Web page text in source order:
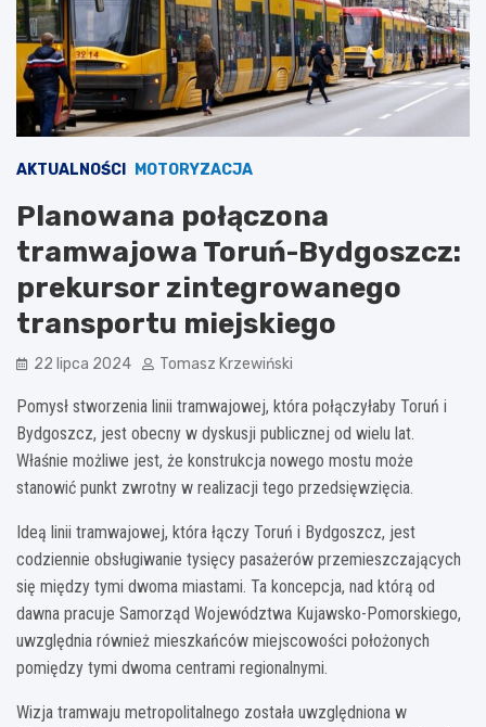
AKTUALNOŚCI MOTORYZACJA
Planowana połączona
tramwajowa Toruń-Bydgoszcz:
prekursor zintegrowanego
transportu miejskiego
22 lipca 2024 Tomasz Krzewiński
Pomysł stworzenia linii tramwajowej, która połączyłaby Toruń i
Bydgoszcz, jest obecny w dyskusji publicznej od wielu lat.
Właśnie możliwe jest, że konstrukcja nowego mostu może
stanowić punkt zwrotny w realizacji tego przedsięwzięcia.
Ideą linii tramwajowej, która łączy Toruń i Bydgoszcz, jest
codziennie obsługiwanie tysięcy pasażerów przemieszczających
się między tymi dwoma miastami. Ta koncepcja, nad którą od
dawna pracuje Samorząd Województwa Kujawsko-Pomorskiego,
uwzględnia również mieszkańców miejscowości położonych
pomiędzy tymi dwoma centrami regionalnymi.
Wizja tramwaju metropolitalnego została uwzględniona w